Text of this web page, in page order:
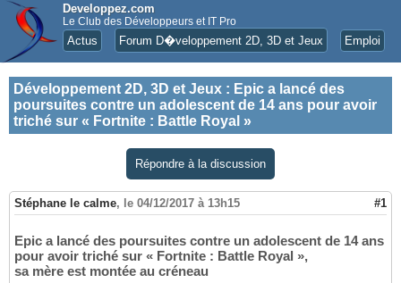
Developpez.com
Le Club des Développeurs et IT Pro
Actus Forum D�veloppement 2D, 3D et Jeux Emploi
Développement 2D, 3D et Jeux : Epic a lancé des
poursuites contre un adolescent de 14 ans pour avoir
triché sur « Fortnite : Battle Royal »
Répondre à la discussion
Stéphane le calme, le 04/12/2017 à 13h15 #1
Epic a lancé des poursuites contre un adolescent de 14 ans
pour avoir triché sur « Fortnite : Battle Royal »,
sa mère est montée au créneau